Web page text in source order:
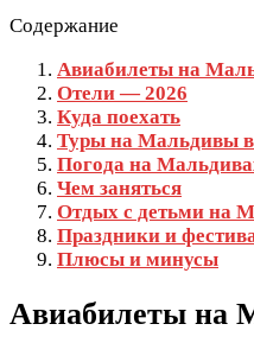
Содержание
Авиабилеты на
Отели — 2026
Куда поехать
Туры на Мальдивы
Погода на
Чем заняться
Отдых с детьми на
Праздники и
Плюсы и минусы
Авиабилеты на